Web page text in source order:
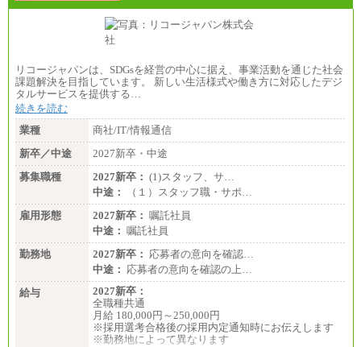
リコージャパンは、SDGsを経営の中心に据え、事業活動を通じた社会
課題解決を目指しています。 新しい生活様式や働き方に対応したデジ
タルサービスを提供する…
続きを読む
業種
商社/IT/情報通信
新卒／中途
2027新卒・中途
募集職種
2027新卒： (1)スタッフ、サ…
中途：
（１）スタッフ職・サポ…
雇用形態
2027新卒： 嘱託社員
中途： 嘱託社員
勤務地
2027新卒： 応募者の意向を確認…
中途： 応募者の意向を確認の上…
給与
2027新卒：
全職種共通
月給 180,000円～250,000円
※採用選考合格後の採用内定通知時にお伝えします
※勤務地によって異なります